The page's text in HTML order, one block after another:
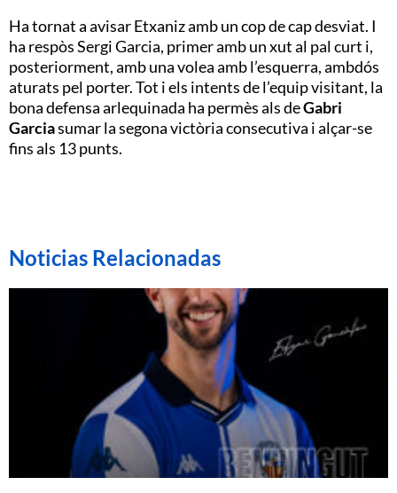
Ha tornat a avisar Etxaniz amb un cop de cap desviat. I
ha respòs Sergi Garcia, primer amb un xut al pal curt i,
posteriorment, amb una volea amb l’esquerra, ambdós
aturats pel porter. Tot i els intents de l’equip visitant, la
bona defensa arlequinada ha permès als deGabri
Garciasumar la segona victòria consecutiva i alçar-se
fins als 13 punts.
Noticias Relacionadas